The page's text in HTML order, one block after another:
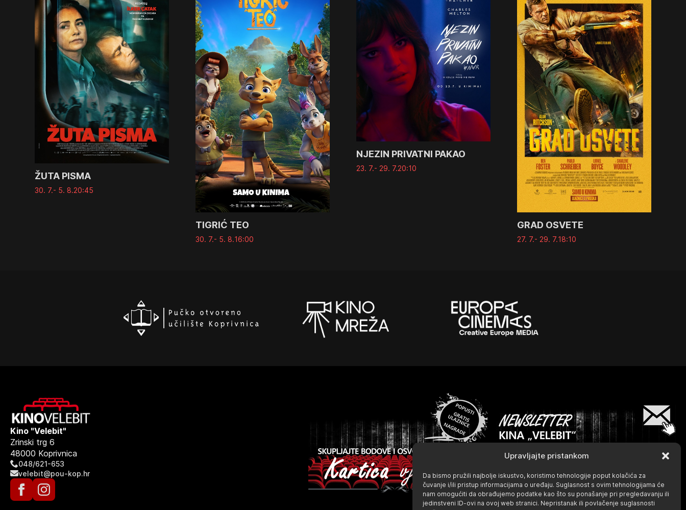
Upravljajte pristankom
Da bismo pružili najbolje iskustvo, koristimo tehnologije poput kolačića za
čuvanje i/ili pristup informacijama o uređaju. Suglasnost s ovim tehnologijama će
nam omogućiti da obrađujemo podatke kao što su ponašanje pri pregledavanju ili
jedinstveni ID-ovi na ovoj web stranici. Nepristanak ili povlačenje suglasnosti
ŽUTA PISMA
30. 7.- 5. 8.20:45
TIGRIĆ TEO
30. 7.- 5. 8.16:00
NJEZIN PRIVATNI PAKAO
23. 7.- 29. 7.20:10
GRAD OSVETE
27. 7.- 29. 7.18:10
Kino "Velebit"
Zrinski trg 6
48000 Koprivnica
048/621-653
velebit@pou-kop.hr